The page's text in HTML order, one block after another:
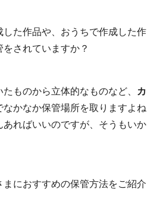
た作品や、おうちで作成した作
されていますか？
ものから立体的なものなど、 カ
なかなか保管場所を取りますよね
あればいいのですが、そうもいか
におすすめの保管方法をご紹介